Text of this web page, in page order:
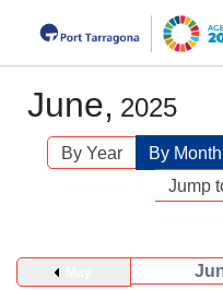
June, 2025
By Year By Month
Jump